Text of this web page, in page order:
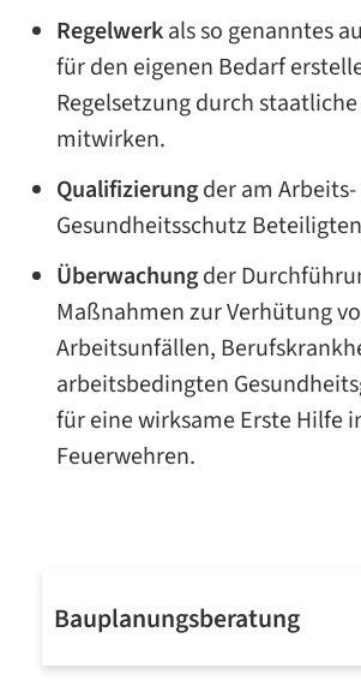
Regelwerkals so genanntes
für den eigenen Bedarf
Regelsetzung durch
mitwirken.
Qualifizierungder am
Gesundheitsschutz Beteiligten
Überwachungder
Maßnahmen zur Verhütung
Arbeitsunfällen,
arbeitsbedingten
für eine wirksame Erste Hilfe
Feuerwehren.
Bauplanungsberatung